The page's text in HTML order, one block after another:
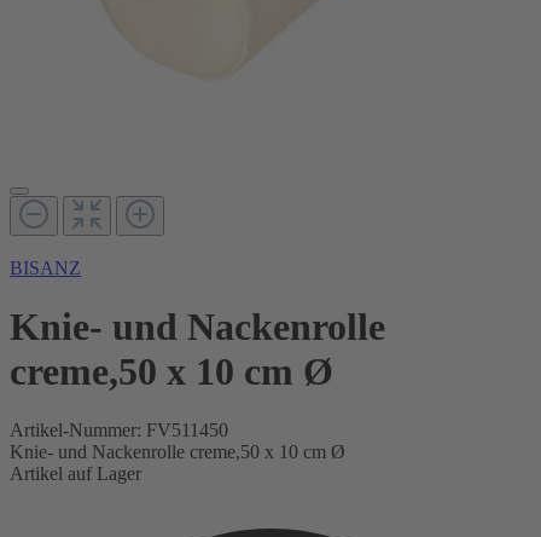
BISANZ
Knie- und Nackenrolle
creme,50 x 10 cm Ø
Artikel-Nummer: FV511450
Knie- und Nackenrolle creme,50 x 10 cm Ø
Artikel auf Lager